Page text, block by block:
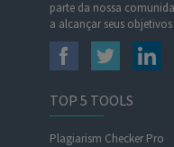
parte da nossa
a alcançar seus
TOP 5 TOOLS
Plagiarism Checker Pro